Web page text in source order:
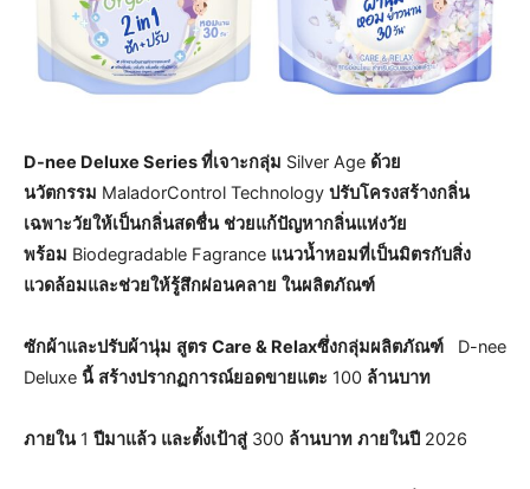
D-nee Deluxe Series ที่เจาะกลุ่ม Silver Age ด้วย
นวัตกรรม MaladorControl Technology ปรับโครงสร้างกลิ่น
เฉพาะวัยให้เป็นกลิ่นสดชื่น ช่วยแก้ปัญหากลิ่นแห่งวัย
พร้อม Biodegradable Fagrance แนวน้ำหอมที่เป็นมิตรกับสิ่ง
แวดล้อมและช่วยให้รู้สึกผ่อนคลาย ในผลิตภัณฑ์
ซักผ้าและปรับผ้านุ่ม สูตร Care & Relaxซึ่งกลุ่มผลิตภัณฑ์ D-nee
Deluxe นี้ สร้างปรากฏการณ์ยอดขายแตะ 100 ล้านบาท
ภายใน 1 ปีมาแล้ว และตั้งเป้าสู่ 300 ล้านบาท ภายในปี 2026